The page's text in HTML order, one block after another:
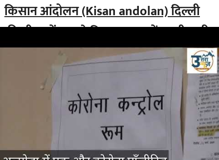
किसान आंदोलन (Kisan andolan) दिल्ली
की सीमाओं पर डटे किसान, सड़कों पर ही जारी
रहेगा प्रदर्शन
रविवार को 22 नये मामलों में से 11 अल्मोड़ा नगर क्षेत्र के है। अल्मोड़ा नगर
क्षेत्र के नृसिहबाड़ी,इंदिरा कॉलोनी, पाण्डेखोला और खत्याड़ी आदि क्षेत्रों से
11 लोगों में कोरोना वायरस(corona ) संक्रमण की पुष्टि हुई है।
भिकियासैण ब्लॉक में 2,धौलोदेवी भिकियासैन ब्लॉक में 4, लमगड़ा
भिकियासैन ब्लॉक में 2 लोगों के कोरोना सैंपल पॉजिटिव आये है।